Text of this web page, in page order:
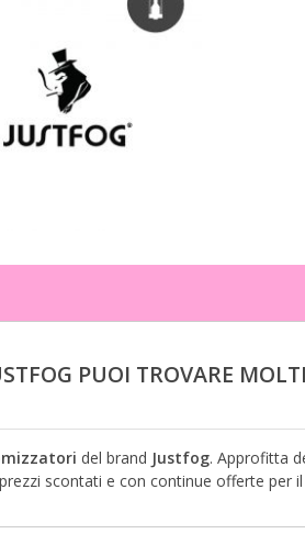
PUOI TROVARE
del brand Justfog. Approfitta
scontati e con continue offerte per il